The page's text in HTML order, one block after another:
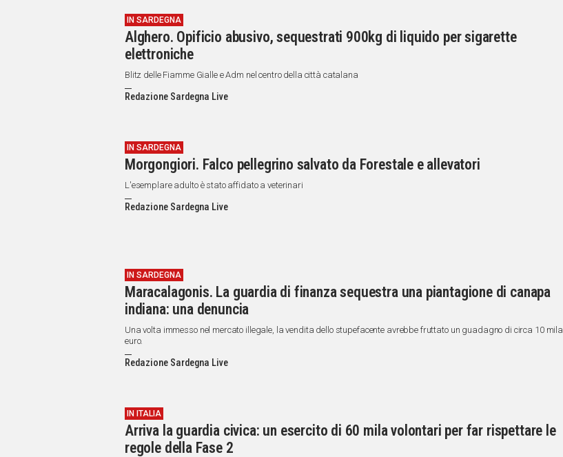
IN SARDEGNA
Alghero. Opificio abusivo, sequestrati 900kg di liquido per sigarette
elettroniche
Blitz delle Fiamme Gialle e Adm nel centro della città catalana
Redazione Sardegna Live
IN SARDEGNA
Morgongiori. Falco pellegrino salvato da Forestale e allevatori
L'esemplare adulto è stato affidato a veterinari
Redazione Sardegna Live
IN SARDEGNA
Maracalagonis. La guardia di finanza sequestra una piantagione di canapa
indiana: una denuncia
Una volta immesso nel mercato illegale, la vendita dello stupefacente avrebbe fruttato un guadagno di circa 10 mila
euro.
Redazione Sardegna Live
IN ITALIA
Arriva la guardia civica: un esercito di 60 mila volontari per far rispettare le
regole della Fase 2